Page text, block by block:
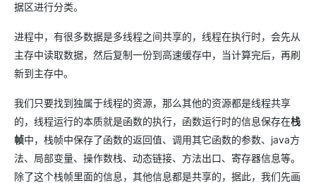
据区进行分类。
进程中，有很多数据是多线程之间共享的，线程在执行时，会先从
主存中读取数据，然后复制一份到高速缓存中，当计算完后，再刷
新到主存中。
我们只要找到独属于线程的资源，那么其他的资源都是线程共享
的，线程运行的本质就是函数的执行，函数运行时的信息保存在栈
帧中，栈帧中保存了函数的返回值、调用其它函数的参数、java方
法、局部变量、操作数栈、动态链接、方法出口、寄存器信息等。
除了这个栈帧里面的信息，其他信息都是共享的，据此，我们先画